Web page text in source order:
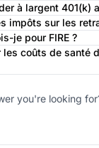
à largent 401(k)
impôts sur les
je pour FIRE ?
les coûts de santé
you're looking